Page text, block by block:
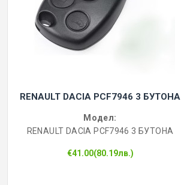
RENAULT DACIA PCF7946 3 БУТОНА
Модел:
RENAULT DACIA PCF7946 3 БУТОНА
€41.00(80.19лв.)